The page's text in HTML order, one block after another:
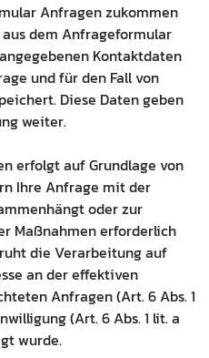
Anfragen zukommen
dem Anfrageformular
Kontaktdaten
und für den Fall von
Diese Daten geben
weiter.
erfolgt auf Grundlage von
Ihre Anfrage mit der
oder zur
Maßnahmen erforderlich
die Verarbeitung auf
an der effektiven
Anfragen (Art. 6 Abs. 1
(Art. 6 Abs. 1 lit. a
wurde.